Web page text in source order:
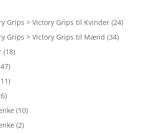
Grips > Victory Grips til Kvinder (24)
Grips > Victory Grips til Mænd (34)
(18)
(10)
(2)